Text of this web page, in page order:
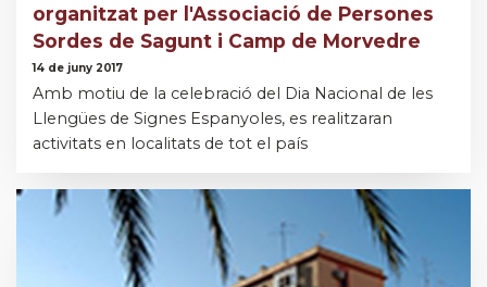
organitzat per l'Associació de Persones
Sordes de Sagunt i Camp de Morvedre
14 de juny 2017
Amb motiu de la celebració del Dia Nacional de les
Llengües de Signes Espanyoles, es realitzaran
activitats en localitats de tot el país